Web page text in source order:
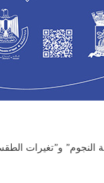
النجوم” و”تغيرات